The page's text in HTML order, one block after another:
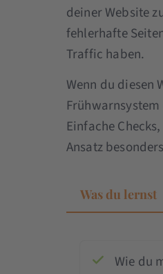
deiner Website
fehlerhafte
Traffic haben.
Wenn du diesen
Einfache
Ansatz
Was du lernst
Wie du